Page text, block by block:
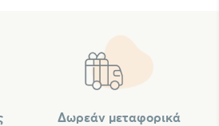
Δωρεάν μεταφορικά